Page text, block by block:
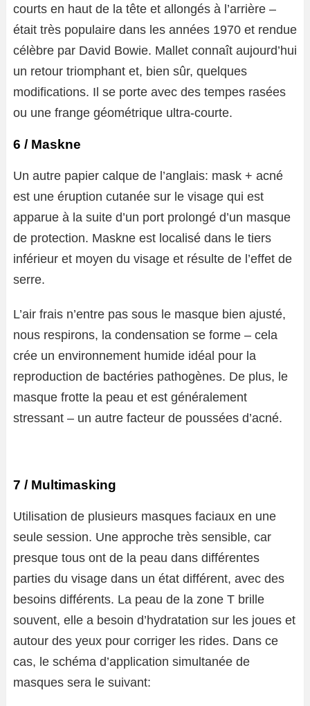
courts en haut de la tête et allongés à l’arrière –
était très populaire dans les années 1970 et rendue
célèbre par David Bowie. Mallet connaît aujourd’hui
un retour triomphant et, bien sûr, quelques
modifications. Il se porte avec des tempes rasées
ou une frange géométrique ultra-courte.
6 / Maskne
Un autre papier calque de l’anglais: mask + acné
est une éruption cutanée sur le visage qui est
apparue à la suite d’un port prolongé d’un masque
de protection. Maskne est localisé dans le tiers
inférieur et moyen du visage et résulte de l’effet de
serre.
L’air frais n’entre pas sous le masque bien ajusté,
nous respirons, la condensation se forme – cela
crée un environnement humide idéal pour la
reproduction de bactéries pathogènes. De plus, le
masque frotte la peau et est généralement
stressant – un autre facteur de poussées d’acné.
7 / Multimasking
Utilisation de plusieurs masques faciaux en une
seule session. Une approche très sensible, car
presque tous ont de la peau dans différentes
parties du visage dans un état différent, avec des
besoins différents. La peau de la zone T brille
souvent, elle a besoin d’hydratation sur les joues et
autour des yeux pour corriger les rides. Dans ce
cas, le schéma d’application simultanée de
masques sera le suivant: